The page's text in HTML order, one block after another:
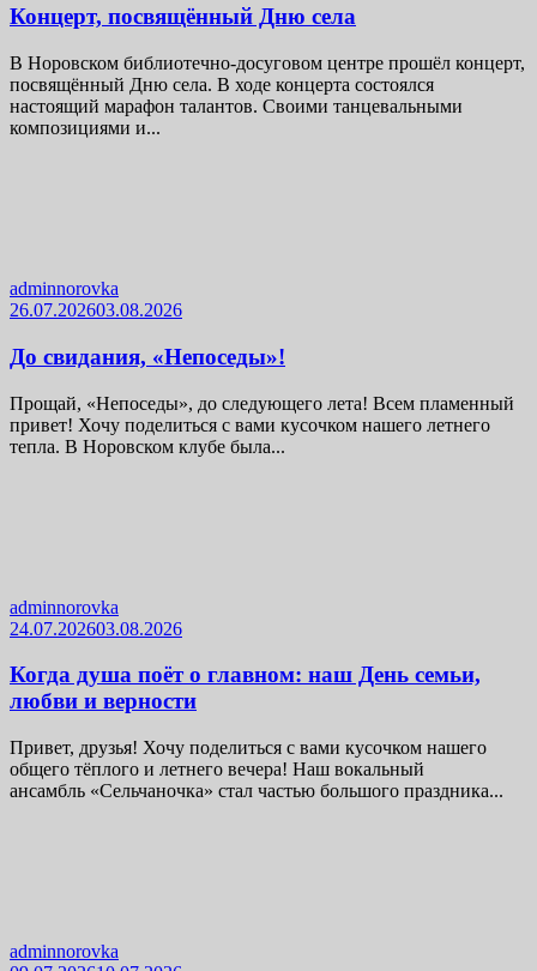
Концерт, посвящённый Дню села
В Норовском библиотечно-досуговом центре прошёл концерт,
посвящённый Дню села. В ходе концерта состоялся
настоящий марафон талантов. Своими танцевальными
композициями и...
adminnorovka
26.07.202603.08.2026
До свидания, «Непоседы»!
Прощай, «Непоседы», до следующего лета! Всем пламенный
привет! Хочу поделиться с вами кусочком нашего летнего
тепла. В Норовском клубе была...
adminnorovka
24.07.202603.08.2026
Когда душа поёт о главном: наш День семьи,
любви и верности
Привет, друзья! Хочу поделиться с вами кусочком нашего
общего тёплого и летнего вечера! Наш вокальный
ансамбль «Сельчаночка» стал частью большого праздника...
adminnorovka